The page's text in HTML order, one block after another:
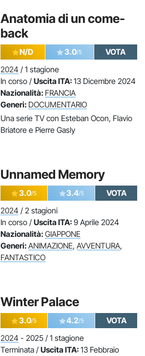
Anatomia di un come-
back
N/D 3.0/5
VOTA
2024 / 1 stagione
In corso / Uscita ITA: 13 Dicembre 2024
Nazionalità: FRANCIA
Generi: DOCUMENTARIO
Una serie TV con Esteban Ocon, Flavio
Briatore e Pierre Gasly
Unnamed Memory
3.0/5 3.4/5
VOTA
2024 / 2 stagioni
In corso / Uscita ITA: 9 Aprile 2024
Nazionalità: GIAPPONE
Generi: ANIMAZIONE, AVVENTURA,
FANTASTICO
Winter Palace
3.0/5 4.2/5
VOTA
2024 - 2025 / 1 stagione
Terminata / Uscita ITA: 13 Febbraio